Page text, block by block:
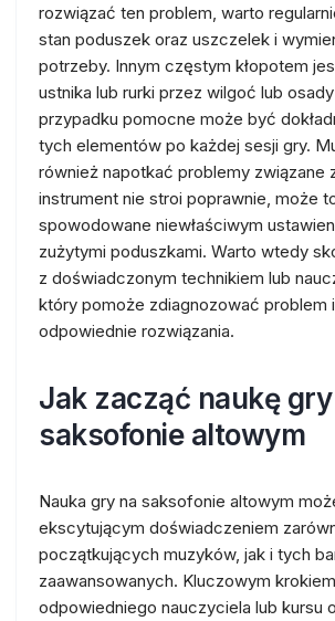
rozwiązać ten problem, warto
stan poduszek oraz uszczelek i
potrzeby. Innym częstym kłopotem
ustnika lub rurki przez wilgoć lub
przypadku pomocne może być
tych elementów po każdej sesji gry.
również napotkać problemy związane
instrument nie stroi poprawnie, może
spowodowane niewłaściwym
zużytymi poduszkami. Warto wtedy
z doświadczonym technikiem lub
który pomoże zdiagnozować problem
odpowiednie rozwiązania.
Jak zacząć naukę
saksofonie altowym
Nauka gry na saksofonie altowym
ekscytującym doświadczeniem
początkujących muzyków, jak i tych
zaawansowanych. Kluczowym
odpowiedniego nauczyciela lub kursu